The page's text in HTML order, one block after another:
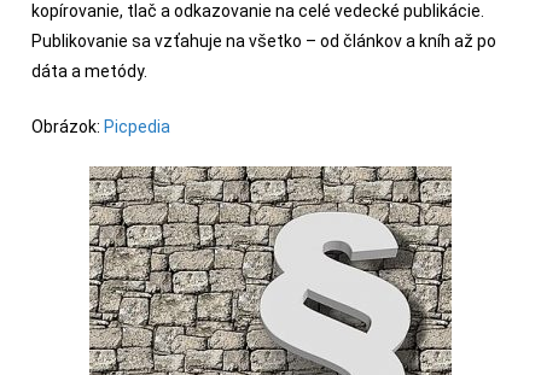
kopírovanie, tlač a odkazovanie na celé vedecké publikácie.
Publikovanie sa vzťahuje na všetko – od článkov a kníh až po
dáta a metódy.
Obrázok: Picpedia